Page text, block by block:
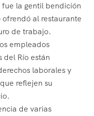
la gentil bendición
al restaurante
de trabajo.
empleados
del Río están
laborales y
reflejen su
de varias